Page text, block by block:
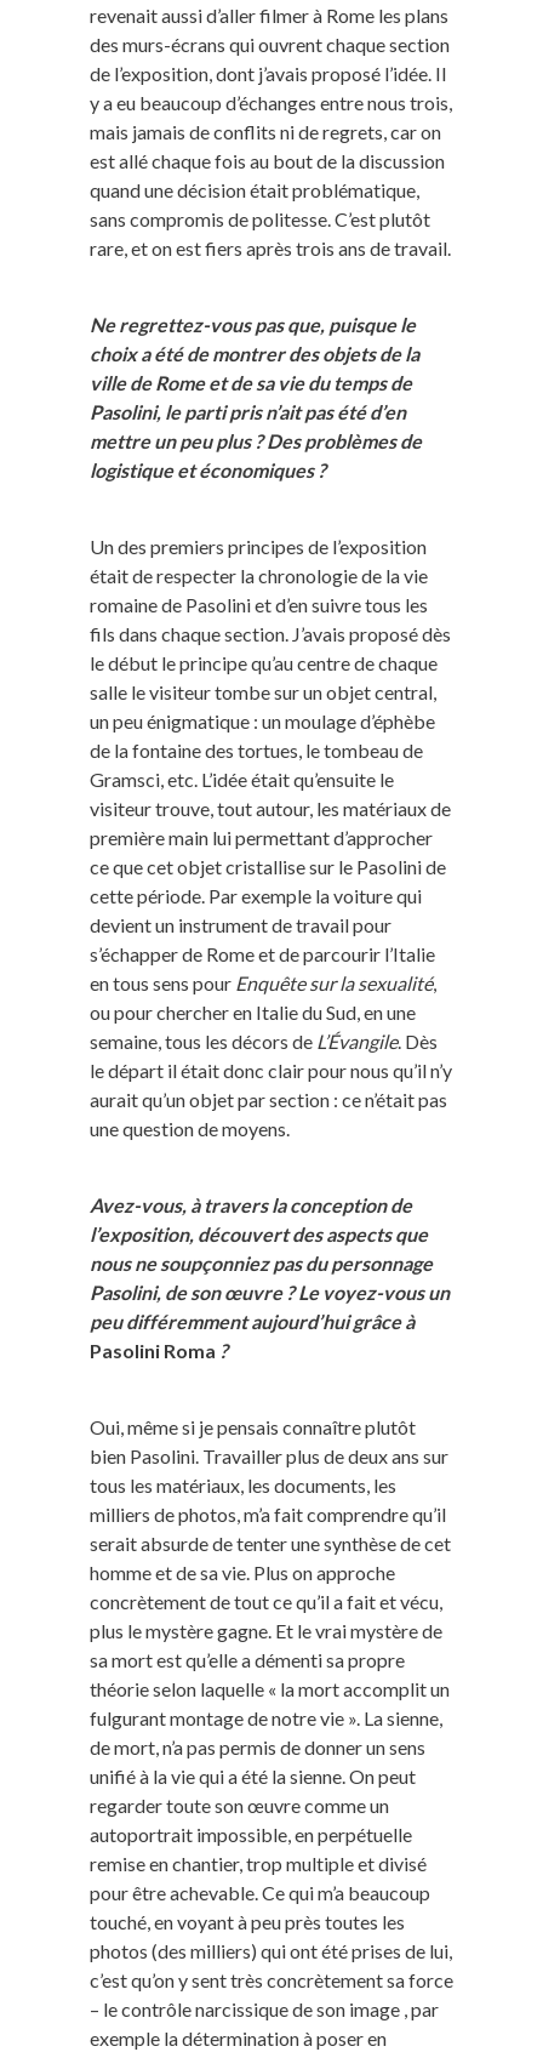
revenait aussi d’aller filmer à Rome les plans
des murs-écrans qui ouvrent chaque section
de l’exposition, dont j’avais proposé l’idée. Il
y a eu beaucoup d’échanges entre nous trois,
mais jamais de conflits ni de regrets, car on
est allé chaque fois au bout de la discussion
quand une décision était problématique,
sans compromis de politesse. C’est plutôt
rare, et on est fiers après trois ans de travail.
Ne regrettez-vous pas que, puisque le
choix a été de montrer des objets de la
ville de Rome et de sa vie du temps de
Pasolini, le parti pris n’ait pas été d’en
mettre un peu plus ? Des problèmes de
logistique et économiques ?
Un des premiers principes de l’exposition
était de respecter la chronologie de la vie
romaine de Pasolini et d’en suivre tous les
fils dans chaque section. J’avais proposé dès
le début le principe qu’au centre de chaque
salle le visiteur tombe sur un objet central,
un peu énigmatique : un moulage d’éphèbe
de la fontaine des tortues, le tombeau de
Gramsci, etc. L’idée était qu’ensuite le
visiteur trouve, tout autour, les matériaux de
première main lui permettant d’approcher
ce que cet objet cristallise sur le Pasolini de
cette période. Par exemple la voiture qui
devient un instrument de travail pour
s’échapper de Rome et de parcourir l’Italie
en tous sens pour Enquête sur la sexualité,
ou pour chercher en Italie du Sud, en une
semaine, tous les décors de L’Évangile. Dès
le départ il était donc clair pour nous qu’il n’y
aurait qu’un objet par section : ce n’était pas
une question de moyens.
Avez-vous, à travers la conception de
l’exposition, découvert des aspects que
nous ne soupçonniez pas du personnage
Pasolini, de son œuvre ? Le voyez-vous un
peu différemment aujourd’hui grâce à
Pasolini Roma ?
Oui, même si je pensais connaître plutôt
bien Pasolini. Travailler plus de deux ans sur
tous les matériaux, les documents, les
milliers de photos, m’a fait comprendre qu’il
serait absurde de tenter une synthèse de cet
homme et de sa vie. Plus on approche
concrètement de tout ce qu’il a fait et vécu,
plus le mystère gagne. Et le vrai mystère de
sa mort est qu’elle a démenti sa propre
théorie selon laquelle « la mort accomplit un
fulgurant montage de notre vie ». La sienne,
de mort, n’a pas permis de donner un sens
unifié à la vie qui a été la sienne. On peut
regarder toute son œuvre comme un
autoportrait impossible, en perpétuelle
remise en chantier, trop multiple et divisé
pour être achevable. Ce qui m’a beaucoup
touché, en voyant à peu près toutes les
photos (des milliers) qui ont été prises de lui,
c’est qu’on y sent très concrètement sa force
– le contrôle narcissique de son image , par
exemple la détermination à poser en